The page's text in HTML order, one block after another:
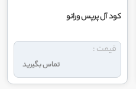
کود آل پرپس ورانو
تماس بگیرید
قیمت :